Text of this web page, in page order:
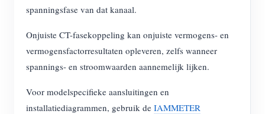
spanningsfase van dat kanaal.
Onjuiste CT-fasekoppeling kan onjuiste vermogens- en
vermogensfactorresultaten opleveren, zelfs wanneer
spannings- en stroomwaarden aannemelijk lijken.
Voor modelspecifieke aansluitingen en
installatiediagrammen, gebruik de IAMMETER